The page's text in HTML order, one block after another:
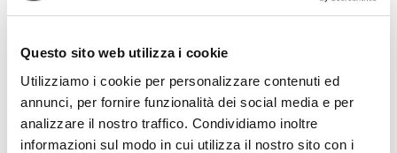
Questo sito web utilizza i cookie
Utilizziamo i cookie per personalizzare contenuti ed
annunci, per fornire funzionalità dei social media e per
analizzare il nostro traffico. Condividiamo inoltre
informazioni sul modo in cui utilizza il nostro sito con i
KIT DE RÉPARATION DE BRAS